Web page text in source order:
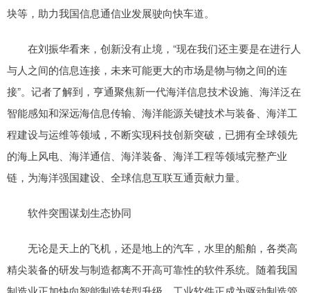
块等，助力我国信息通信业发展驶向快车道。
在刘振华看来，创新没有止境，“现在我们还主要是在进行人
与人之间的信息连接，未来可能更大的市场是物与物之间的连
接”。记者了解到，亨通聚焦新一代海洋信息技术设施、海洋泛在
智能感知和深远海信息传输、海洋能源关键技术与装备、海洋工
程建设与运维等领域，不断实现科技创新突破，已拥有全球领先
的海上风电、海洋通信、海洋装备、海洋工程等领域完整产业
链，为海洋强国建设、全球信息互联互通贡献力量。
软件突围谋划生态协同
无论是天上的飞机，还是地上的汽车，水里的船舶，各类高
精尖装备的研发与制造都离不开高可靠性的软件系统。随着我国